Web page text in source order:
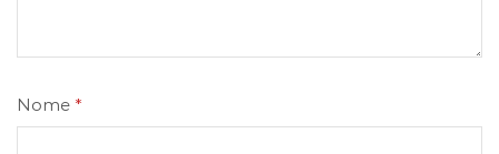
Nome *